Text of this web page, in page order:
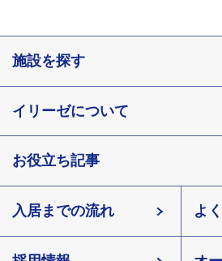
施設を探す
東京都
埼玉県
北海道 宮
イリーゼについて
会社概要
有料老人ホームイリーゼとは
お役立ち記事
知っておきたい介護の知識
入居までの流れ よ